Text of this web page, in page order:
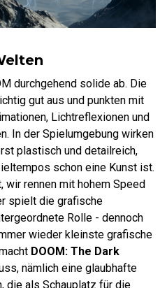
durchgehend solide ab. Die
gut aus und punkten mit
Lichtreflexionen und
In der Spielumgebung wirken
plastisch und detailreich,
schon eine Kunst ist.
rennen mit hohem Speed
spielt die grafische
Rolle - dennoch
wieder kleinste grafische
DOOM: The Dark
nämlich eine glaubhafte
die als Schauplatz für die